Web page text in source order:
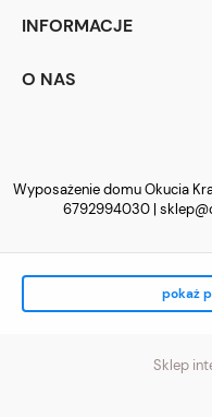
INFORMACJE
O NAS
Wyposażenie domu Okucia
6792994030 |
pokaż
Sklep